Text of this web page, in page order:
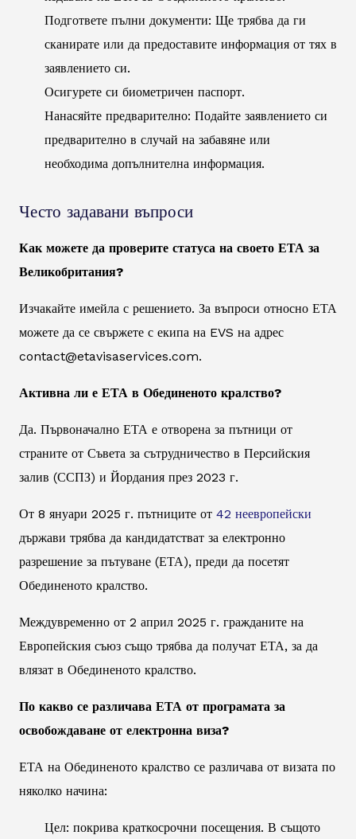
Подгответе пълни документи: Ще трябва да ги
сканирате или да предоставите информация от тях в
заявлението си.
Осигурете си биометричен паспорт.
Нанасяйте предварително: Подайте заявлението си
предварително в случай на забавяне или
необходима допълнителна информация.
Често задавани въпроси
Как можете да проверите статуса на своето ЕТА за
Великобритания?
Изчакайте имейла с решението. За въпроси относно ЕТА
можете да се свържете с екипа на EVS на адрес
contact@etavisaservices.com.
Активна ли е ЕТА в Обединеното кралство?
Да. Първоначално ЕТА е отворена за пътници от
страните от Съвета за сътрудничество в Персийския
залив (ССПЗ) и Йордания през 2023 г.
От 8 януари 2025 г. пътниците от 42 неевропейски
държави трябва да кандидатстват за електронно
разрешение за пътуване (ЕТА), преди да посетят
Обединеното кралство.
Междувременно от 2 април 2025 г. гражданите на
Европейския съюз също трябва да получат ЕТА, за да
влязат в Обединеното кралство.
По какво се различава ЕТА от програмата за
освобождаване от електронна виза?
ЕТА на Обединеното кралство се различава от визата по
няколко начина:
Цел: покрива краткосрочни посещения. В същото